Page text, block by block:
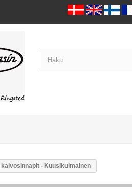
kalvosinnapit - Kuusikulmainen